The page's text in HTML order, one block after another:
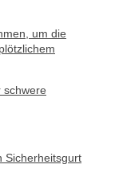
um die
schwere
Sicherheitsgurt